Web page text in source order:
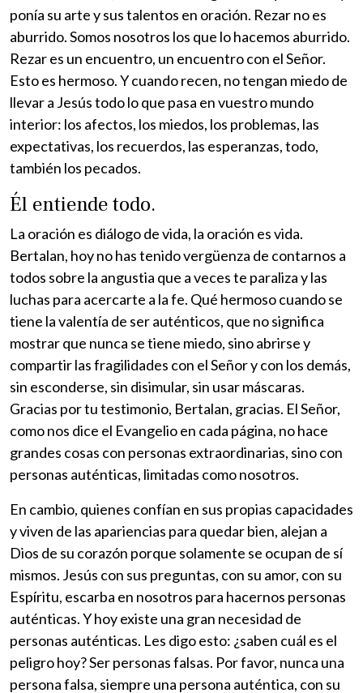
ponía su arte y sus talentos en oración. Rezar no es
aburrido. Somos nosotros los que lo hacemos aburrido.
Rezar es un encuentro, un encuentro con el Señor.
Esto es hermoso. Y cuando recen, no tengan miedo de
llevar a Jesús todo lo que pasa en vuestro mundo
interior: los afectos, los miedos, los problemas, las
expectativas, los recuerdos, las esperanzas, todo,
también los pecados.
Él entiende todo.
La oración es diálogo de vida, la oración es vida.
Bertalan, hoy no has tenido vergüenza de contarnos a
todos sobre la angustia que a veces te paraliza y las
luchas para acercarte a la fe. Qué hermoso cuando se
tiene la valentía de ser auténticos, que no significa
mostrar que nunca se tiene miedo, sino abrirse y
compartir las fragilidades con el Señor y con los demás,
sin esconderse, sin disimular, sin usar máscaras.
Gracias por tu testimonio, Bertalan, gracias. El Señor,
como nos dice el Evangelio en cada página, no hace
grandes cosas con personas extraordinarias, sino con
personas auténticas, limitadas como nosotros.
En cambio, quienes confían en sus propias capacidades
y viven de las apariencias para quedar bien, alejan a
Dios de su corazón porque solamente se ocupan de sí
mismos. Jesús con sus preguntas, con su amor, con su
Espíritu, escarba en nosotros para hacernos personas
auténticas. Y hoy existe una gran necesidad de
personas auténticas. Les digo esto: ¿saben cuál es el
peligro hoy? Ser personas falsas. Por favor, nunca una
persona falsa, siempre una persona auténtica, con su